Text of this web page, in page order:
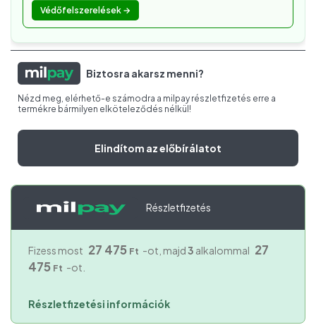
Védőfelszerelések →
Biztosra akarsz menni?
Nézd meg, elérhető-e számodra a milpay részletfizetés erre a
termékre bármilyen elköteleződés nélkül!
Elindítom az előbírálatot
Részletfizetés
Fizess most 27 475 Ft -ot, majd3 alkalommal 27
475 Ft -ot.
Részletfizetési információk